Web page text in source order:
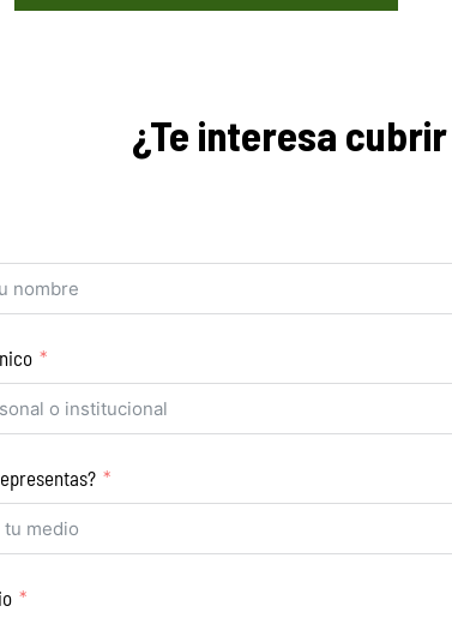
¿Te interesa